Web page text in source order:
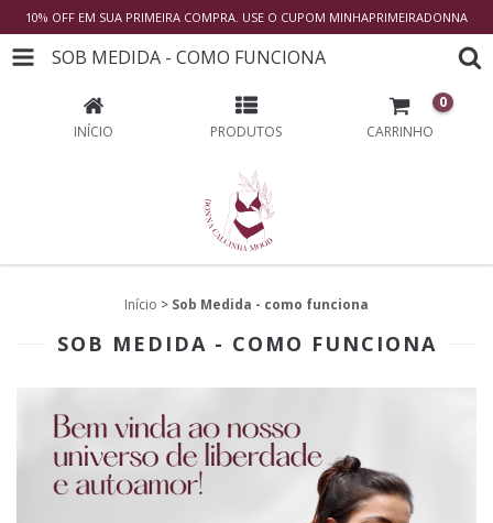
10% OFF EM SUA PRIMEIRA COMPRA. USE O CUPOM MINHAPRIMEIRADONNA
SOB MEDIDA - COMO FUNCIONA
INÍCIO PRODUTOS CARRINHO
0
Início > Sob Medida - como funciona
SOB MEDIDA - COMO FUNCIONA